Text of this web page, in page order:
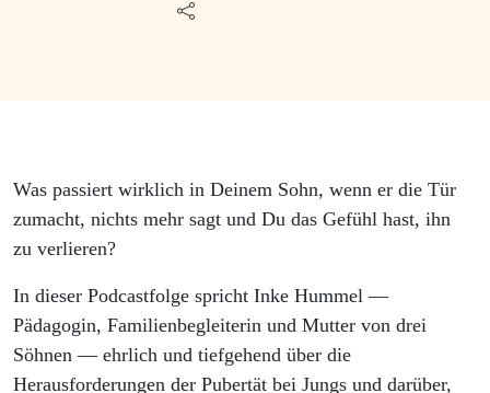
Hummel
statt
Kontrolle
Was passiert wirklich in Deinem Sohn, wenn er die Tür
zumacht, nichts mehr sagt und Du das Gefühl hast, ihn
zu verlieren?
In dieser Podcastfolge spricht Inke Hummel —
Pädagogin, Familienbegleiterin und Mutter von drei
Söhnen — ehrlich und tiefgehend über die
Herausforderungen der Pubertät bei Jungs und darüber,